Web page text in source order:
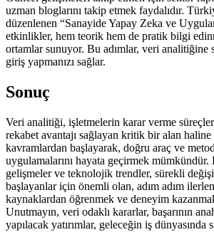
uzman bloglarını takip etmek faydalıdır.
düzenlenen “Sanayide Yapay Zeka ve
etkinlikler, hem teorik hem de pratik bilgi
ortamlar sunuyor. Bu adımlar, veri
giriş yapmanızı sağlar.
Sonuç
Veri analitiği, işletmelerin karar verme
rekabet avantajı sağlayan kritik bir alan
kavramlardan başlayarak, doğru araç ve
uygulamalarını hayata geçirmek mümkündür.
gelişmeler ve teknolojik trendler, sürekli
başlayanlar için önemli olan, adım adım
kaynaklardan öğrenmek ve deneyim
Unutmayın, veri odaklı kararlar, başarının
yapılacak yatırımlar, geleceğin iş dünyasında